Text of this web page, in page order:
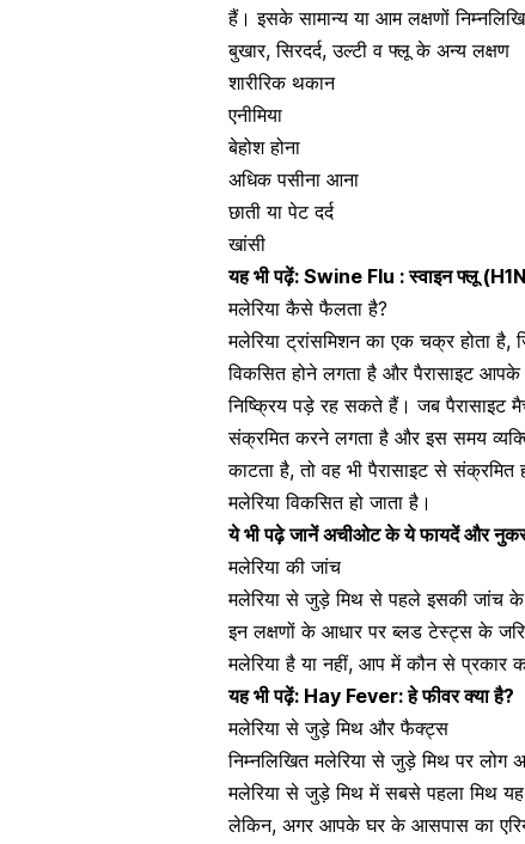
हैं। इसके सामान्य या आम लक्षणों
बुखार,सिरदर्द, उल्टी व फ्लू के अन्य लक्षण
शारीरिक थकान
एनीमिया
बेहोश होना
अधिकपसीना आना
छाती या पेट दर्द
खांसी
यह भी पढ़ें: Swine Flu : स्वाइन फ्लू
मलेरिया कैसे फैलता है?
मलेरिया ट्रांसमिशन का एक चक्र होता
विकसित होने लगता है और पैरासाइट
निष्क्रिय पड़े रह सकते हैं। जब पैरासाइट
संक्रमित करने लगता है और इस समय
काटता है, तो वह भी पैरासाइट से संक्रमित
मलेरिया विकसित हो जाता है।
ये भी पढ़ेजानें अचीओट के ये फायदें और
मलेरिया की जांच
मलेरिया से जुड़े मिथ से पहले इसकी जांच के
इन लक्षणों के आधार पर ब्लड टेस्ट्स के
मलेरिया है या नहीं, आप में कौन से प्रकार
यह भी पढ़ें: Hay Fever: हे फीवर क्या है?
मलेरिया से जुड़े मिथ और फैक्ट्स
निम्नलिखित मलेरिया से जुड़े मिथ पर
मलेरिया से जुड़े मिथ में सबसे पहला मिथ यह
लेकिन, अगर आपके घर के आसपास का